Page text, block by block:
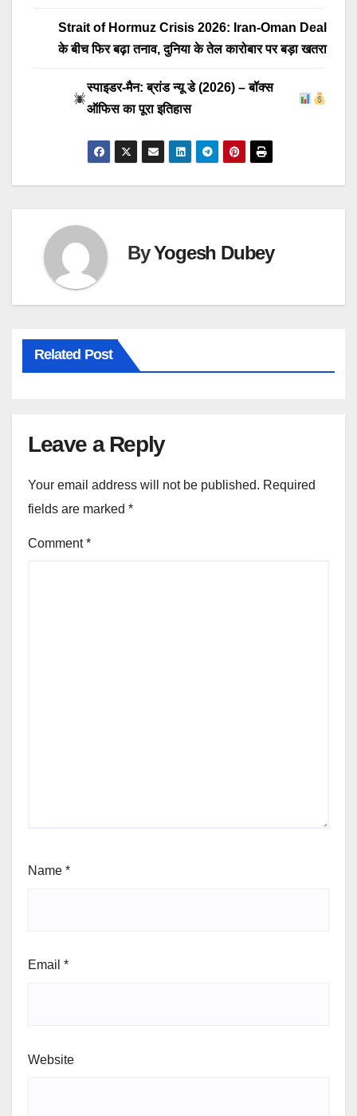
Strait of Hormuz Crisis 2026: Iran-Oman Deal
के बीच फिर बढ़ा तनाव, दुनिया के तेल कारोबार पर बड़ा खतरा
स्पाइडर-मैन: ब्रांड न्यू डे (2026) – बॉक्स
ऑफिस का पूरा इतिहास
ByYogesh Dubey
Related Post
Leave a Reply
Your email address will not be published. Required
fields are marked *
Comment*
Name *
Email *
Website